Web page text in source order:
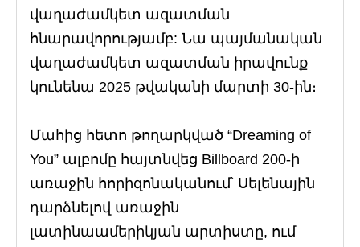
վաղաժամկետ ազատման
հնարավորությամբ: Նա պայմանական
վաղաժամկետ ազատման իրավունք
կունենա 2025 թվականի մարտի 30-ին։
Մահից հետո թողարկված “Dreaming of
You” ալբոմը հայտնվեց Billboard 200-ի
առաջին հորիզոնականում՝ Սելենային
դարձնելով առաջին
լատինաամերիկյան արտիստը, ում